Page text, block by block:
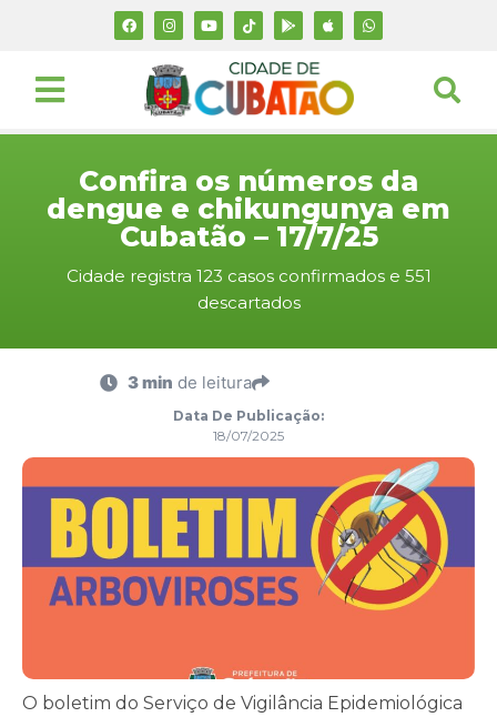
Confira os números da
dengue e chikungunya em
Cubatão – 17/7/25
Cidade registra 123 casos confirmados e 551
descartados
3 min de leitura
Data De Publicação:
18/07/2025
O boletim do Serviço de Vigilância Epidemiológica